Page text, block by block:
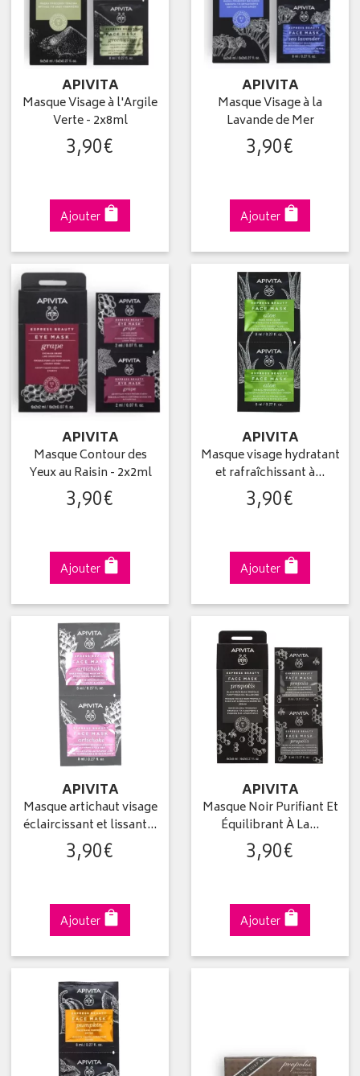
APIVITA
Masque Visage à l'Argile
Verte - 2x8ml
3,90€
Ajouter
APIVITA
Masque Visage à la
Lavande de Mer
3,90€
Ajouter
APIVITA
Masque Contour des
Yeux au Raisin - 2x2ml
3,90€
Ajouter
APIVITA
Masque visage hydratant
et rafraîchissant à…
3,90€
Ajouter
APIVITA
Masque artichaut visage
éclaircissant et lissant…
3,90€
Ajouter
APIVITA
Masque Noir Purifiant Et
Équilibrant À La…
3,90€
Ajouter